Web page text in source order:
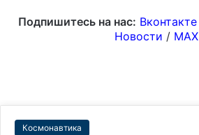
Подпишитесь на нас: Вконтакте
Новости / MAX